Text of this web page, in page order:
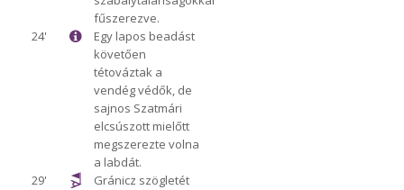
fűszerezve.
24'
Egy lapos beadást
követően
tétováztak a
vendég védők, de
sajnos Szatmári
elcsúszott mielőtt
megszerezte volna
a labdát.
29'
Gránicz szögletét